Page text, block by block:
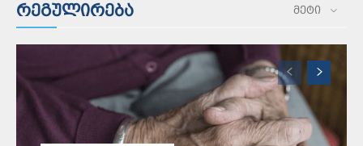
რეგულირება ᲛᲔᲢᲘ